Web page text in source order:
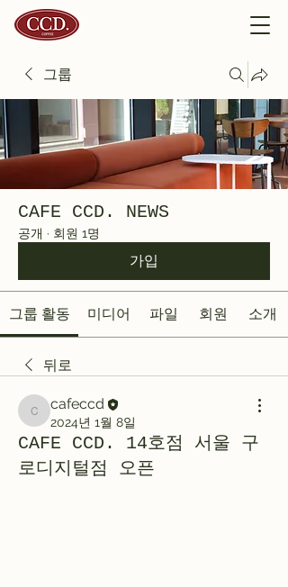
그룹
CAFE CCD. NEWS
공개 · 회원 1명
가입
그룹 활동 미디어 파일 회원 소개
뒤로
cafeccd
cafeccd
2024년 1월 8일
CAFE CCD. 14호점 서울 구
로디지털점 오픈